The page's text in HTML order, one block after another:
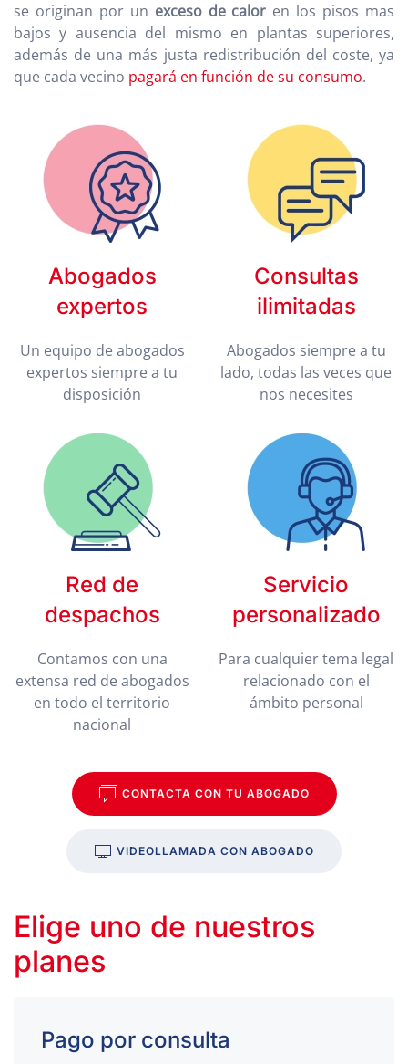
se originan por un exceso de calor en los pisos mas
bajos y ausencia del mismo en plantas superiores,
además de una más justa redistribución del coste, ya
que cada vecino pagará en función de su consumo.
Abogados
expertos
Un equipo de abogados
expertos siempre a tu
disposición
Consultas
ilimitadas
Abogados siempre a tu
lado, todas las veces que
nos necesites
Red de
despachos
Contamos con una
extensa red de abogados
en todo el territorio
nacional
Servicio
personalizado
Para cualquier tema legal
relacionado con el
ámbito personal
CONTACTA CON TU ABOGADO
VIDEOLLAMADA CON ABOGADO
Elige uno de nuestros
planes
Pago por consulta